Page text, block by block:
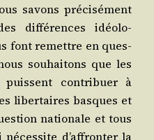
savons pré­ci­sé­ment
dif­fé­rences idéo­lo­
font remettre en ques­
sou­hai­tons que les
contri­buer à
liber­taires basques et
natio­nale et tous
d’af­fron­ter la